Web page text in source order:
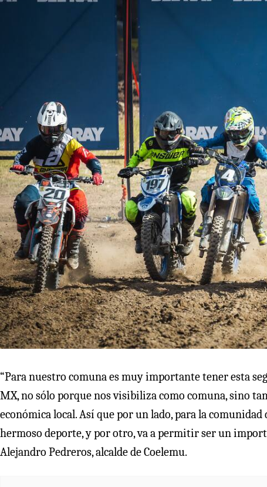
“Para nuestro comuna es muy importante tener esta
MX, no sólo porque nos visibiliza como comuna, sino
económica local. Así que por un lado, para la
hermoso deporte, y por otro, va a permitir ser un
Alejandro Pedreros, alcalde de Coelemu.